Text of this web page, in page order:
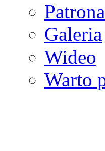
Galeria
Wideo
Warto